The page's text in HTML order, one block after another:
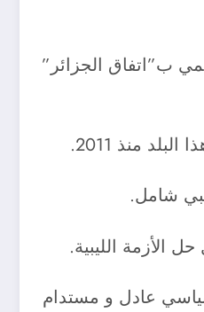
و المصالحة في مالي سمي ب”اتفاق الجزائر”
منذ 2011.
شامل.
الأزمة الليبية.
عادل و مستدام